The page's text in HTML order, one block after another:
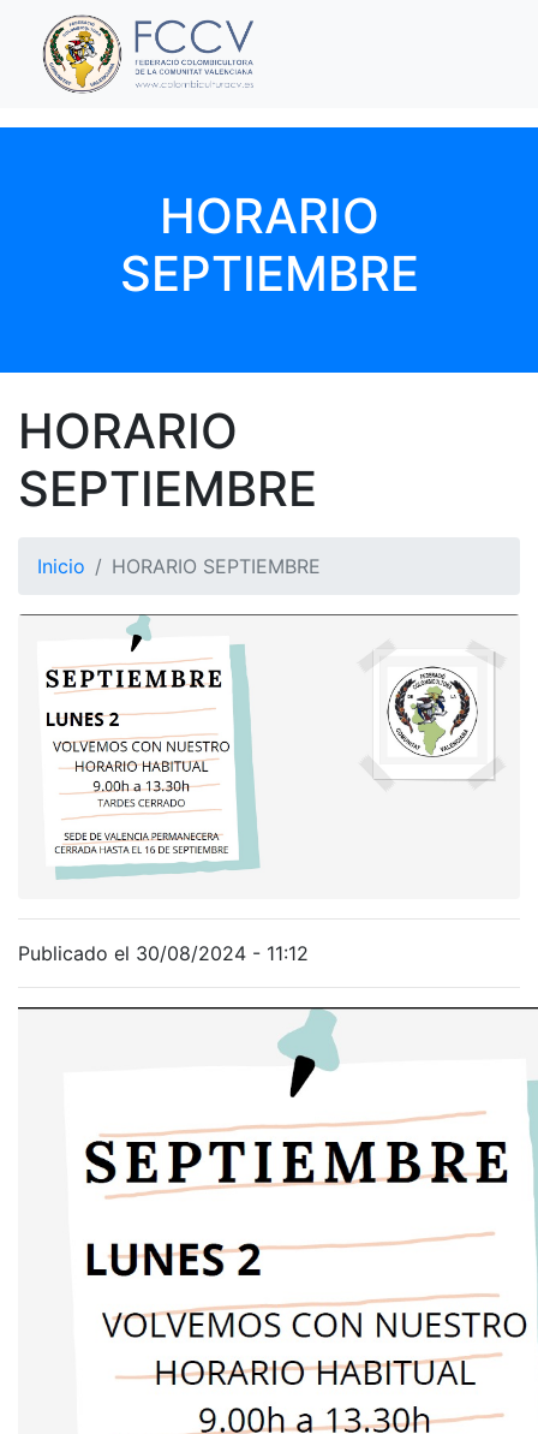
HORARIO
SEPTIEMBRE
HORARIO
SEPTIEMBRE
Inicio HORARIO SEPTIEMBRE
Publicado el 30/08/2024 - 11:12